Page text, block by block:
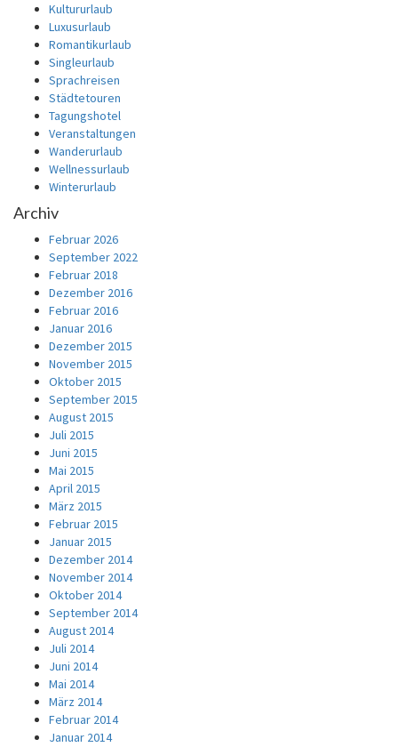
Kultururlaub
Luxusurlaub
Romantikurlaub
Singleurlaub
Sprachreisen
Städtetouren
Tagungshotel
Veranstaltungen
Wanderurlaub
Wellnessurlaub
Winterurlaub
Archiv
Februar 2026
September 2022
Februar 2018
Dezember 2016
Februar 2016
Januar 2016
Dezember 2015
November 2015
Oktober 2015
September 2015
August 2015
Juli 2015
Juni 2015
Mai 2015
April 2015
März 2015
Februar 2015
Januar 2015
Dezember 2014
November 2014
Oktober 2014
September 2014
August 2014
Juli 2014
Juni 2014
Mai 2014
März 2014
Februar 2014
Januar 2014